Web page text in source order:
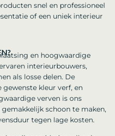
snel en professioneel
of een uniek interieur
en hoogwaardige
interieurbouwers,
als losse delen. De
kleur verf, en
verven is ons
schoon te maken,
tegen lage kosten.